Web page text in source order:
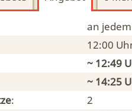
an
12:00
~ 12:49
~ 14:25
:
2